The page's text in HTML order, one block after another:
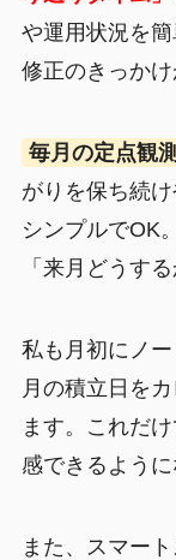
や運用状況を
修正のきっかけ
毎月の定点観
がりを保ち続
シンプルでOK
「来月どうす
私も月初にノ
月の積立日を
ます。これだ
感できるように
また、スマー